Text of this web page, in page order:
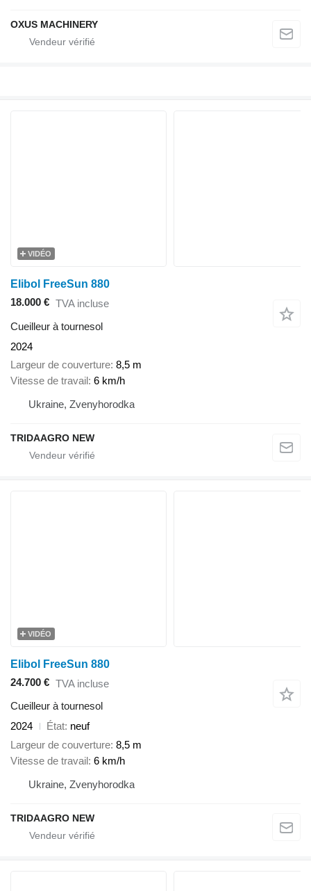
OXUS MACHINERY
VIDÉO
Elibol FreeSun 880
18.000 € TVA incluse
Cueilleur à tournesol
2024
Largeur de couverture 8,5 m
Vitesse de travail 6 km/h
Ukraine, Zvenyhorodka
TRIDAAGRO NEW
VIDÉO
Elibol FreeSun 880
24.700 € TVA incluse
Cueilleur à tournesol
2024
État neuf
Largeur de couverture 8,5 m
Vitesse de travail 6 km/h
Ukraine, Zvenyhorodka
TRIDAAGRO NEW